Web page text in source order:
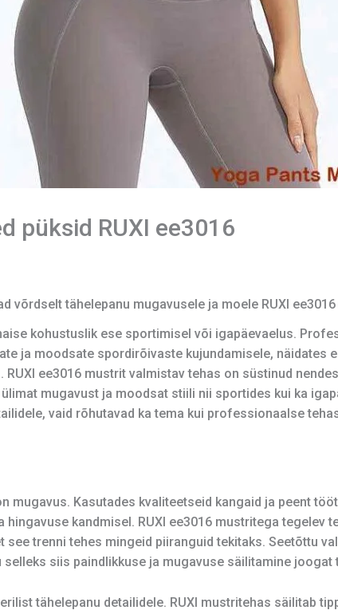
püksid RUXI ee3016
võrdselt tähelepanu mugavusele ja moele RUXI
kohustuslik ese sportimisel või igapäevaelus.
ja moodsate spordirõivaste kujundamisele, näidates
ee3016 mustrit valmistav tehas on süstinud
mugavust ja moodsat stiili nii sportides kui ka
vaid rõhutavad ka tema kui professionaalse
mugavus. Kasutades kvaliteetseid kangaid ja peent
hingavuse kandmisel. RUXI ee3016 mustritega tegelev
see trenni tehes mingeid piiranguid tekitaks. Seetõttu
siis paindlikkuse ja mugavuse säilitamine
tähelepanu detailidele. RUXI mustritehas säilitab